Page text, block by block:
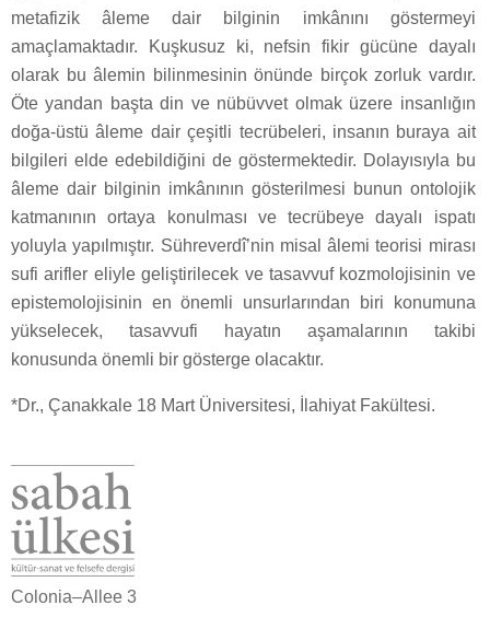
metafizik âleme dair bilginin imkânını göstermeyi
amaçlamaktadır. Kuşkusuz ki, nefsin fikir gücüne dayalı
olarak bu âlemin bilinmesinin önünde birçok zorluk vardır.
Öte yandan başta din ve nübüvvet olmak üzere insanlığın
doğa-üstü âleme dair çeşitli tecrübeleri, insanın buraya ait
bilgileri elde edebildiğini de göstermektedir. Dolayısıyla bu
âleme dair bilginin imkânının gösterilmesi bunun ontolojik
katmanının ortaya konulması ve tecrübeye dayalı ispatı
yoluyla yapılmıştır. Sühreverdî’nin misal âlemi teorisi mirası
sufi arifler eliyle geliştirilecek ve tasavvuf kozmolojisinin ve
epistemolojisinin en önemli unsurlarından biri konumuna
yükselecek, tasavvufi hayatın aşamalarının takibi
konusunda önemli bir gösterge olacaktır.
*Dr., Çanakkale 18 Mart Üniversitesi, İlahiyat Fakültesi.
Colonia–Allee 3